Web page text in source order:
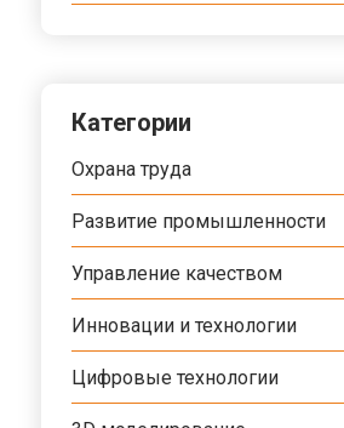
Категории
Охрана труда
Развитие промышленности
Управление качеством
Инновации и технологии
Цифровые технологии